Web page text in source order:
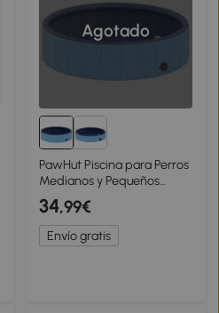
Agotado
PawHut Piscina para Perros
Medianos y Pequeños
Plegable con Aspersor de
PVC Antideslizante
Resistente Ø100x30 cm
Azul Claro
34,99€
Envío gratis